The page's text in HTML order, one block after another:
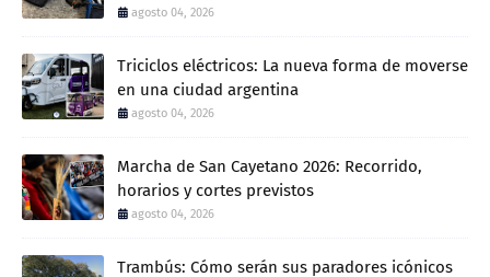
agosto 04, 2026
Triciclos eléctricos: La nueva forma de moverse
en una ciudad argentina
agosto 04, 2026
Marcha de San Cayetano 2026: Recorrido,
horarios y cortes previstos
agosto 04, 2026
Trambús: Cómo serán sus paradores icónicos